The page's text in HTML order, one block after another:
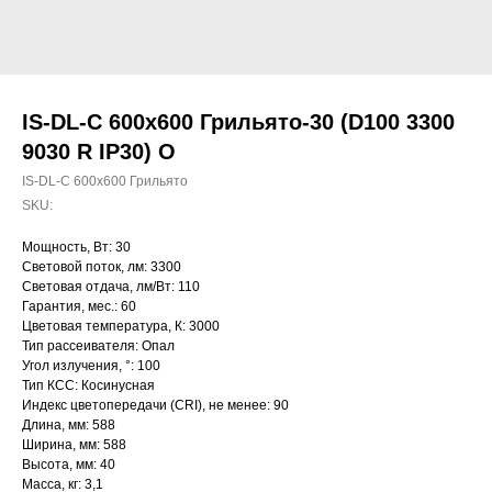
IS-DL-C 600х600 Грильято-30 (D100 3300
9030 R IP30) O
IS-DL-C 600х600 Грильято
SKU:
Мощность, Вт: 30
Световой поток, лм: 3300
Световая отдача, лм/Вт: 110
Гарантия, мес.: 60
Цветовая температура, К: 3000
Тип рассеивателя: Опал
Угол излучения, °: 100
Тип КСС: Косинусная
Индекс цветопередачи (CRI), не менее: 90
Длина, мм: 588
Ширина, мм: 588
Высота, мм: 40
Масса, кг: 3,1